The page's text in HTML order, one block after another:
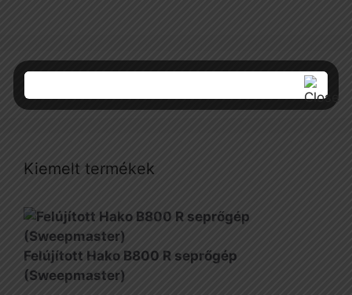
Kiemelt termékek
Felújított Hako B800 R seprőgép
(Sweepmaster)